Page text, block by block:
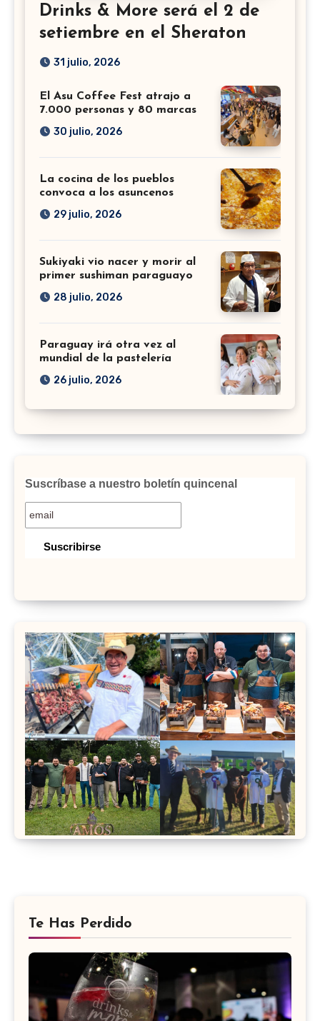
Drinks & More será el 2 de
setiembre en el Sheraton
31 julio, 2026
El Asu Coffee Fest atrajo a
7.000 personas y 80 marcas
30 julio, 2026
La cocina de los pueblos
convoca a los asuncenos
29 julio, 2026
Sukiyaki vio nacer y morir al
primer sushiman paraguayo
28 julio, 2026
Paraguay irá otra vez al
mundial de la pastelería
26 julio, 2026
Suscríbase a nuestro boletín quincenal
Te Has Perdido